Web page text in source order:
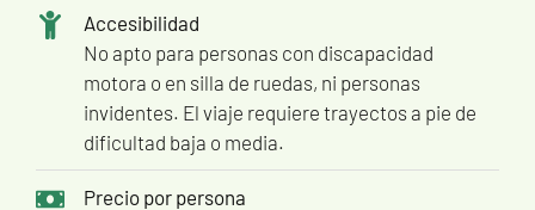
Accesibilidad
No apto para personas con discapacidad
motora o en silla de ruedas, ni personas
invidentes. El viaje requiere trayectos a pie de
dificultad baja o media.
Precio por persona